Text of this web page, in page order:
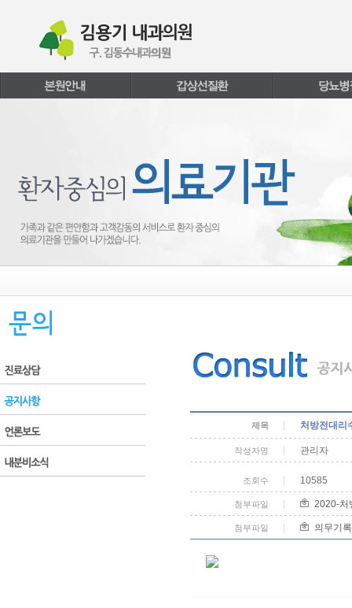
제목 처방전대리
작성자명 관리자
조회수 10585
첨부파일 2020-처
첨부파일 의무기